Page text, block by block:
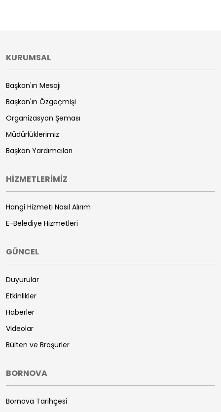
KURUMSAL
Başkan'ın Mesajı
Başkan'ın Özgeçmişi
Organizasyon Şeması
Müdürlüklerimiz
Başkan Yardımcıları
HİZMETLERİMİZ
Hangi Hizmeti Nasıl Alırım
E-Belediye Hizmetleri
GÜNCEL
Duyurular
Etkinlikler
Haberler
Videolar
Bülten ve Broşürler
BORNOVA
Bornova Tarihçesi